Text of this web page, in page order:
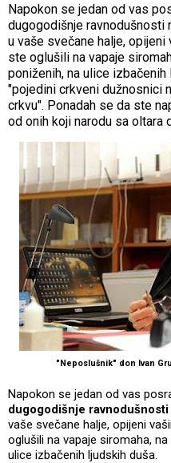
Napokon se jedan od vas
dugogodišnje ravnodušnosti
u vaše svečane halje,
ste oglušili na vapaje
poniženih, na ulice
"pojedini crkveni dužnosnici
crkvu". Ponadah se da ste
od onih koji narodu sa oltara
"Neposlušnik" don Ivan
Napokon se jedan od vas
dugogodišnje ravnodušnosti
vaše svečane halje, opijeni
oglušili na vapaje siromaha,
ulice izbačenih ljudskih duša.